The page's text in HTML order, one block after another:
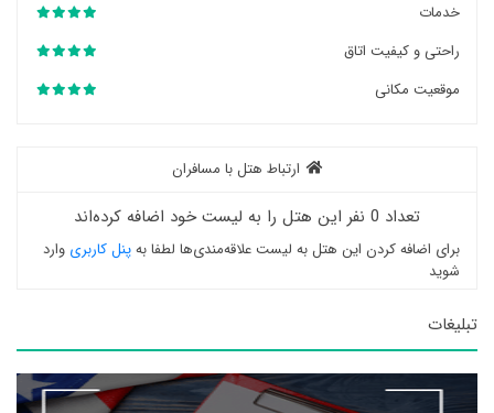
خدمات
راحتی و کیفیت اتاق
موقعیت مکانی
ارتباط هتل با مسافران
تعداد 0 نفر این هتل را به لیست خود اضافه کرده‌اند
برای اضافه کردن این هتل به لیست علاقه‌مندی‌ها لطفا بهپنل کاربری وارد
شوید
تبلیغات